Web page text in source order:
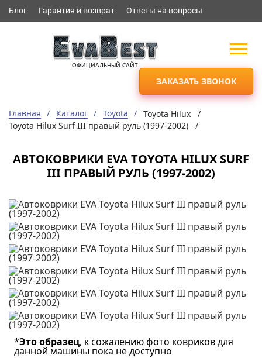
Блог Гарантия и возврат Ответы на вопросы
ОФИЦИАЛЬНЫЙ САЙТ
ЗАКАЗАТЬ ЗВОНОК
Главная Каталог Toyota
Toyota Hilux /
Toyota Hilux Surf III правый руль (1997-2002) /
АВТОКОВРИКИ EVA TOYOTA HILUX SURF
III ПРАВЫЙ РУЛЬ (1997-2002)
*Это образец, к сожалению фото ковриков для
данной машины пока не доступно